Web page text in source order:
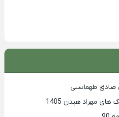
صادق طهماسبی
مهراد هیدن 1405